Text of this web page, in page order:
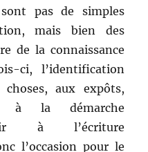
pas de simples
mais bien des
de la connaissance
ci, l’identification
aux expôts,
à la démarche
à l’écriture
l’occasion pour le